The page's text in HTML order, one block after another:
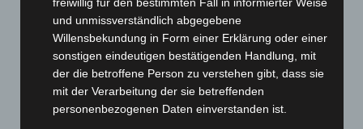
Dezember 2024(89)
Oktober 2024(93)
September 2024(112)
August 2024
freiwillig für den bestimmten Fall in informierter Weise
und unmissverständlich abgegebene
Willensbekundung in Form einer Erklärung oder einer
sonstigen eindeutigen bestätigenden Handlung, mit
der die betroffene Person zu verstehen gibt, dass sie
mit der Verarbeitung der sie betreffenden
personenbezogenen Daten einverstanden ist.